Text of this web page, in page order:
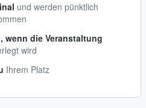
und werden pünktlich
wenn die Veranstaltung
wird
Ihrem Platz